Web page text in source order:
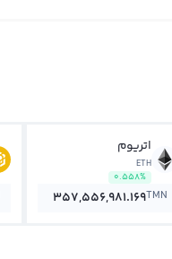
اتریوم
ETH
0.558%
357,556,981.169TMN